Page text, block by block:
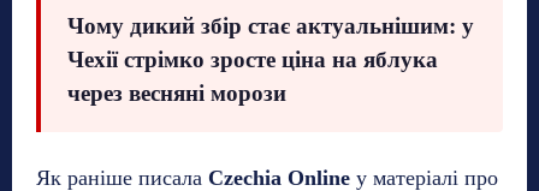
Чому дикий збір стає актуальнішим: у
Чехії стрімко зросте ціна на яблука
через весняні морози
Як раніше писала Czechia Online у матеріалі про